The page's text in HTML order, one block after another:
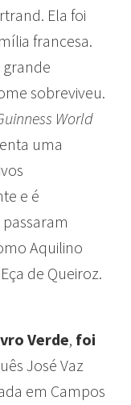
Ela foi
francesa.
sobreviveu.
World
uma
e é
Aquilino
de Queiroz.
Verde, foi
José Vaz
em Campos